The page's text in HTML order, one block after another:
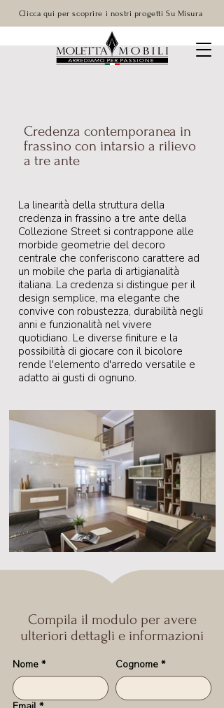
Clicca qui per scoprire i nostri progetti Su Misura
Credenza contemporanea in
frassino con intarsio a rilievo
a tre ante
La linearità della struttura della
credenza in frassino a tre ante della
Collezione Street si contrappone alle
morbide geometrie del decoro
centrale che conferiscono carattere ad
un mobile che parla di artigianalità
italiana. La credenza si distingue per il
design semplice, ma elegante che
convive con robustezza, durabilità negli
anni e funzionalità nel vivere
quotidiano. Le diverse finiture e la
possibilità di giocare con il bicolore
rende l'elemento d'arredo versatile e
adatto ai gusti di ognuno.
Compila il modulo per avere
ulteriori dettagli e informazioni
Nome * Cognome *